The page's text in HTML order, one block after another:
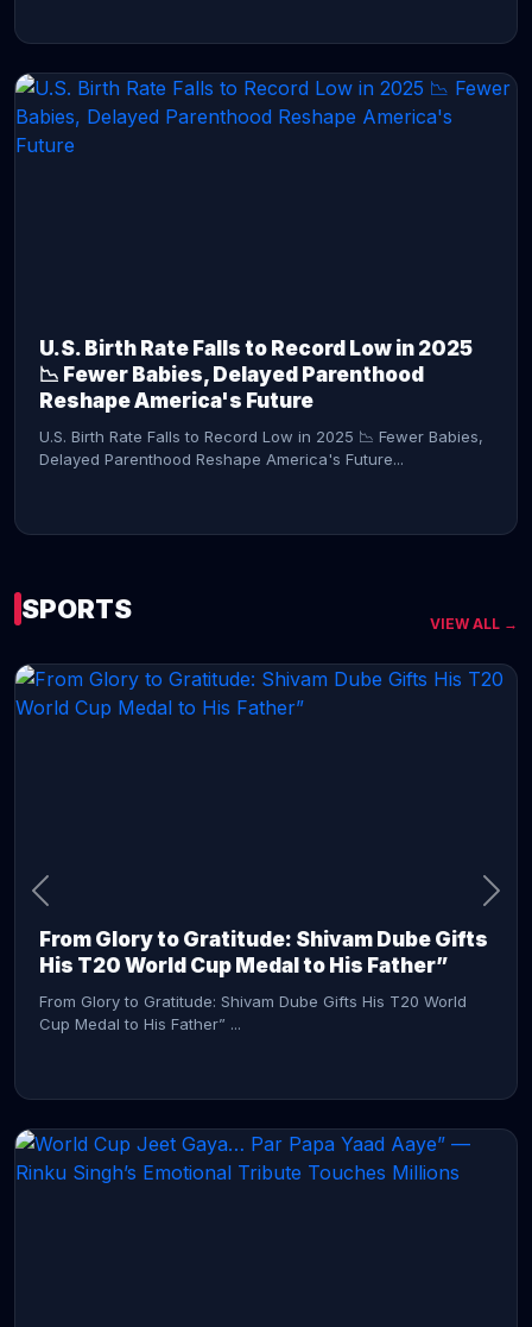
U.S. Birth Rate Falls to Record Low in 2025
📉 Fewer Babies, Delayed Parenthood
Reshape America's Future
U.S. Birth Rate Falls to Record Low in 2025 📉 Fewer Babies,
Delayed Parenthood Reshape America's Future...
SPORTS VIEW ALL →
From Glory to Gratitude: Shivam Dube Gifts
His T20 World Cup Medal to His Father”
From Glory to Gratitude: Shivam Dube Gifts His T20 World
Cup Medal to His Father” ...